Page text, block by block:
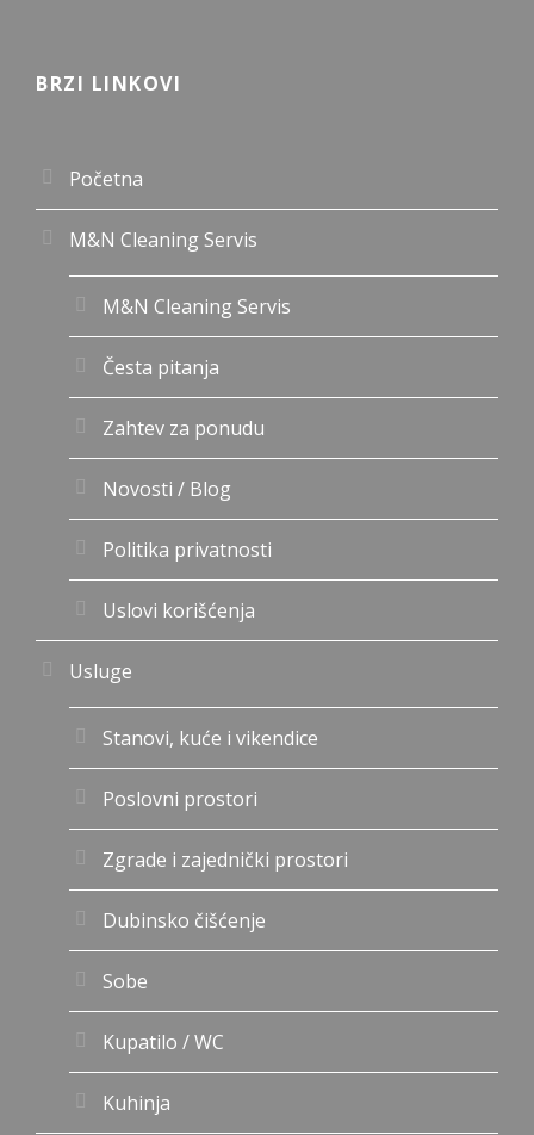
BRZI LINKOVI
Početna
M&N Cleaning Servis
M&N Cleaning Servis
Česta pitanja
Zahtev za ponudu
Novosti / Blog
Politika privatnosti
Uslovi korišćenja
Usluge
Stanovi, kuće i vikendice
Poslovni prostori
Zgrade i zajednički prostori
Dubinsko čišćenje
Sobe
Kupatilo / WC
Kuhinja